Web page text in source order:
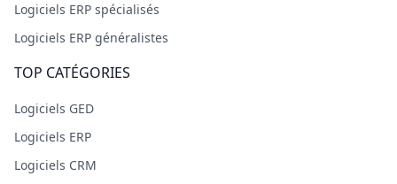
Logiciels ERP spécialisés
Logiciels ERP généralistes
TOP CATÉGORIES
Logiciels GED
Logiciels ERP
Logiciels CRM